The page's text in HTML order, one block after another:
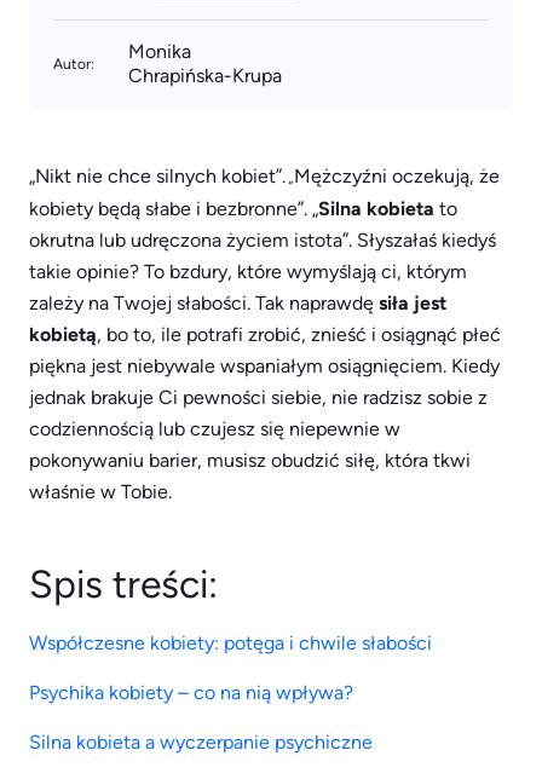
Autor:
Monika
Chrapińska-Krupa
„Nikt nie chce silnych kobiet”. „Mężczyźni oczekują, że
kobiety będą słabe i bezbronne”. „Silna kobieta to
okrutna lub udręczona życiem istota”. Słyszałaś kiedyś
takie opinie? To bzdury, które wymyślają ci, którym
zależy na Twojej słabości. Tak naprawdę siła jest
kobietą, bo to, ile potrafi zrobić, znieść i osiągnąć płeć
piękna jest niebywale wspaniałym osiągnięciem. Kiedy
jednak brakuje Ci pewności siebie, nie radzisz sobie z
codziennością lub czujesz się niepewnie w
pokonywaniu barier, musisz obudzić siłę, która tkwi
właśnie w Tobie.
Spis treści:
Współczesne kobiety: potęga i chwile słabości
Psychika kobiety – co na nią wpływa?
Silna kobieta a wyczerpanie psychiczne